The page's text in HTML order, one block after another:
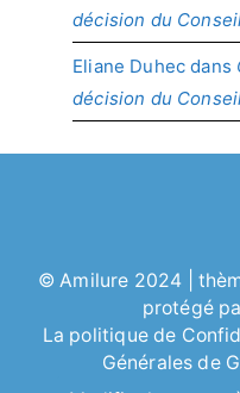
décision du
Eliane Duhec dans
décision du
© Amilure 2024 |
protégé
La politique de
Générales de